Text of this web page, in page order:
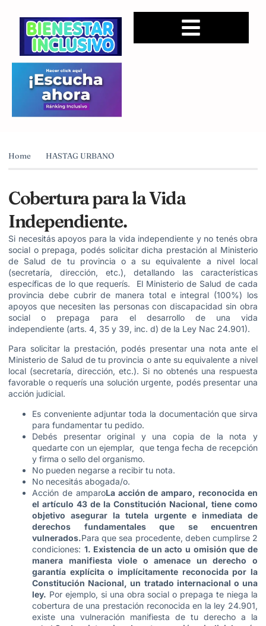
Home HASTAG URBANO
Cobertura para la Vida
Independiente.
Si necesitás apoyos para la vida independiente y no tenés obra
social o prepaga, podés solicitar dicha prestación al Ministerio
de Salud de tu provincia o a su equivalente a nivel local
(secretaría, dirección, etc.), detallando las características
específicas de lo que requerís. El Ministerio de Salud de cada
provincia debe cubrir de manera total e integral (100%) los
apoyos que necesiten las personas con discapacidad sin obra
social o prepaga para el desarrollo de una vida
independiente (arts. 4, 35 y 39, inc. d) de la Ley Nac 24.901).
Para solicitar la prestación, podés presentar una nota ante el
Ministerio de Salud de tu provincia o ante su equivalente a nivel
local (secretaría, dirección, etc.). Si no obtenés una respuesta
favorable o requerís una solución urgente, podés presentar una
acción judicial.
Es conveniente adjuntar toda la documentación que sirva
para fundamentar tu pedido.
Debés presentar original y una copia de la nota y
quedarte con un ejemplar, que tenga fecha de recepción
y firma o sello del organismo.
No pueden negarse a recibir tu nota.
No necesitás abogada/o.
Acción de amparoLa acción de amparo, reconocida en
el artículo 43 de la Constitución Nacional, tiene como
objetivo asegurar la tutela urgente e inmediata de
derechos fundamentales que se encuentren
vulnerados.Para que sea procedente, deben cumplirse 2
condiciones: 1. Existencia de un acto u omisión que de
manera manifiesta viole o amenace un derecho o
garantía explícita o implícitamente reconocida por la
Constitución Nacional, un tratado internacional o una
ley. Por ejemplo, si una obra social o prepaga te niega la
cobertura de una prestación reconocida en la ley 24.901,
existe una vulneración manifiesta de tu derecho a la